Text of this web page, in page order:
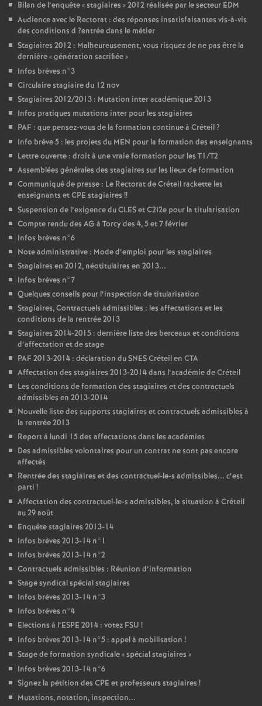
Bilan de l’enquête «stagiaires » 2012 réalisée par le secteur EDM
Audience avec le Rectorat : des réponses insatisfaisantes vis-à-vis
des conditions d ?entrée dans le métier
Stagiaires 2012 : Malheureusement, vous risquez de ne pas être la
dernière «génération sacrifiée»
Infos brèves n°3
Circulaire stagiaire du 12 nov
Stagiaires 2012/2013 : Mutation inter académique 2013
Infos pratiques mutations inter pour les stagiaires
PAF : que pensez-vous de la formation continue à Créteil?
Info brève 5 : les projets du MEN pour la formation des enseignants
Lettre ouverte : droit à une vraie formation pour les T1/T2
Assemblées générales des stagiaires sur les lieux de formation
Communiqué de presse : Le Rectorat de Créteil rackette les
enseignants etCPE stagiaires !!
Suspension de l’exigence duCLESet C2I2e pour la titularisation
Compte rendu des AG à Torcy des 4, 5 et 7 février
Infos brèves n°6
Note administrative : Mode d’emploi pour les stagiaires
Stagiaires en 2012, néotitulaires en 2013...
Infos brèves n°7
Quelques conseils pour l’inspection de titularisation
Stagiaires, Contractuels admissibles : les affectations et les
conditions de la rentrée 2013
Stagiaires 2014-2015 : dernière liste des berceaux et conditions
d’affectation et de stage
PAF2013-2014 : déclaration duSNESCréteil en CTA
Affectation des stagiaires 2013-2014 dans l’académie de Créteil
Les conditions de formation des stagiaires et des contractuels
admissibles en 2013-2014
Nouvelle liste des supports stagiaires et contractuels admissibles à
la rentrée 2013
Report à lundi 15 des affectations dans les académies
Des admissibles volontaires pour un contrat ne sont pas encore
affectés
Rentrée des stagiaires et des contractuel-le-s admissibles... c’est
parti !
Affectation des contractuel-le-s admissibles, la situation à Créteil
au 29 août
Enquête stagiaires 2013-14
Infos brèves 2013-14 n°1
Infos brèves 2013-14 n°2
Contractuels admissibles : Réunion d’information
Stage syndical spécial stagiaires
Infos brèves 2013-14 n°3
Infos brèves n°4
Elections à l’ESPE 2014 : votez FSU !
Infos brèves 2013-14 n°5 : appel à mobilisation !
Stage de formation syndicale «spécial stagiaires »
Infos brèves 2013-14 n°6
Signez la pétition des CPE et professeurs stagiaires !
Mutations, notation, inspection...